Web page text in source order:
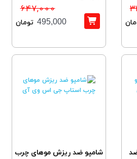
647,000
495,000 تومان
شامپو ضد ریزش موهای چرب